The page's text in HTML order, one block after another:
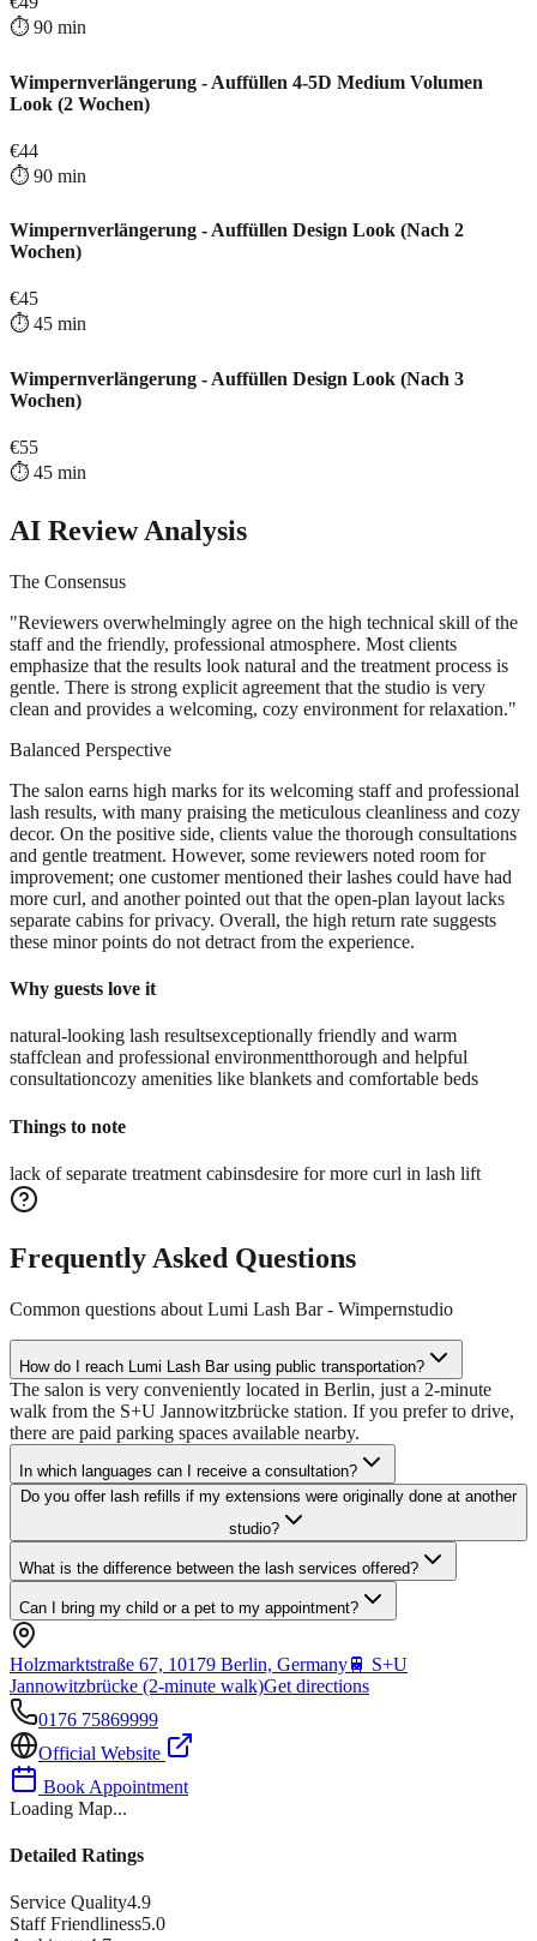
⏱️ 90 min
Wimpernverlängerung - Auffüllen 4-5D Medium Volumen
Look (2 Wochen)
€44
⏱️ 90 min
Wimpernverlängerung - Auffüllen Design Look (Nach 2
Wochen)
€45
⏱️ 45 min
Wimpernverlängerung - Auffüllen Design Look (Nach 3
Wochen)
€55
⏱️ 45 min
AI Review Analysis
The Consensus
"Reviewers overwhelmingly agree on the high technical skill of the
staff and the friendly, professional atmosphere. Most clients
emphasize that the results look natural and the treatment process is
gentle. There is strong explicit agreement that the studio is very
clean and provides a welcoming, cozy environment for relaxation."
Balanced Perspective
The salon earns high marks for its welcoming staff and professional
lash results, with many praising the meticulous cleanliness and cozy
decor. On the positive side, clients value the thorough consultations
and gentle treatment. However, some reviewers noted room for
improvement; one customer mentioned their lashes could have had
more curl, and another pointed out that the open-plan layout lacks
separate cabins for privacy. Overall, the high return rate suggests
these minor points do not detract from the experience.
Why guests love it
natural-looking lash resultsexceptionally friendly and warm
staffclean and professional environmentthorough and helpful
consultationcozy amenities like blankets and comfortable beds
Things to note
lack of separate treatment cabinsdesire for more curl in lash lift
Frequently Asked Questions
Common questions about Lumi Lash Bar - Wimpernstudio
How do I reach Lumi Lash Bar using public transportation?
The salon is very conveniently located in Berlin, just a 2-minute
walk from the S+U Jannowitzbrücke station. If you prefer to drive,
there are paid parking spaces available nearby.
In which languages can I receive a consultation?
Do you offer lash refills if my extensions were originally done at another
studio?
What is the difference between the lash services offered?
Can I bring my child or a pet to my appointment?
Holzmarktstraße 67, 10179 Berlin, Germany🚆 S+U
Jannowitzbrücke (2-minute walk)Get directions
0176 75869999
Official Website
Book Appointment
Loading Map...
Detailed Ratings
Service Quality4.9
Staff Friendliness5.0